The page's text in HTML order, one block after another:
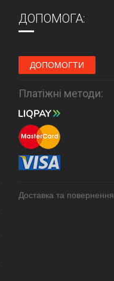
ДОПОМОГА:
ДОПОМОГТИ
Платіжні методи:
Доставка та повернення